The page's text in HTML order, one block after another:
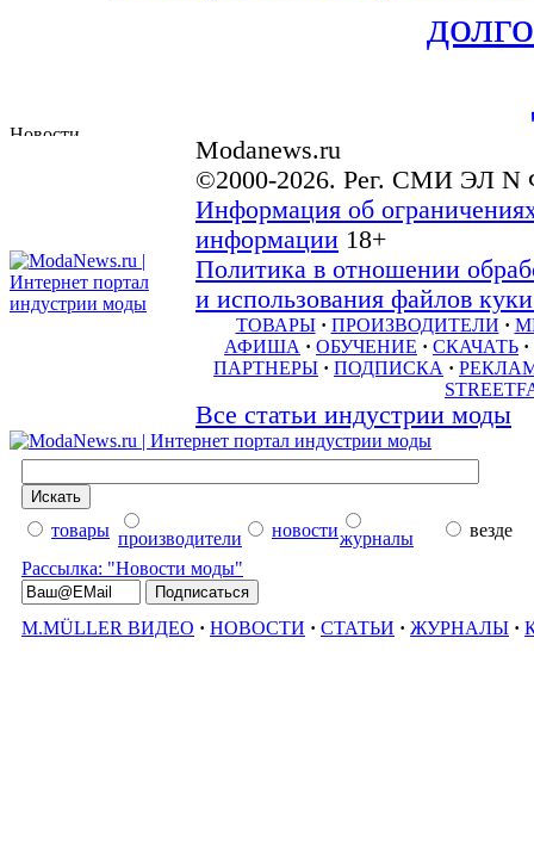
Modanews.ru
©2000-2026. Рег. СМИ ЭЛ N
Информация об
информации 18+
Политика в отношении
и использования файлов
ТОВАРЫ · ПРОИЗВОДИТЕЛИ ·
АФИША · ОБУЧЕНИЕ · СКАЧАТЬ ·
ПАРТНЕРЫ · ПОДПИСКА ·
Все статьи индустрии моды
товары производители новостижурналы
везде
Рассылка: "Новости моды"
M.MÜLLER ВИДЕО · НОВОСТИ · СТАТЬИ · ЖУРНАЛЫ ·